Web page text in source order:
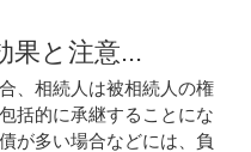
果と注意...
、相続人は被相続人の権
括的に承継することにな
が多い場合などには、負